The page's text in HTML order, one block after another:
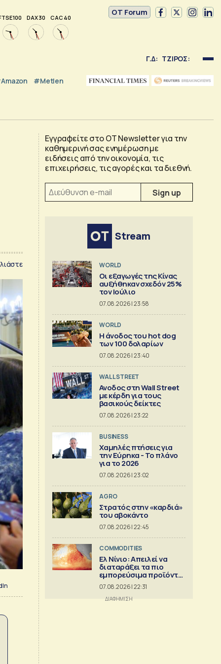
100 DAX 30 CAC 40
OT Forum
Γ.Δ: ΤΖΙΡΟΣ:
#Metlen
Εγγραφείτε στο OT Newsletter για την
καθημερινή σας ενημέρωση με
ειδήσεις από την οικονομία, τις
επιχειρήσεις, τις αγορές και τα διεθνή.
Stream
WORLD
Οι εξαγωγές της Κίνας
αυξήθηκαν σχεδόν 25%
τον Ιούλιο
07.08.2026 | 23:58
WORLD
Η άνοδος του hot dog
των 100 δολαρίων
07.08.2026 | 23:40
WALL STREET
Ανοδος στη Wall Street
με κέρδη για τους
βασικούς δείκτες
07.08.2026 | 23:22
BUSINESS
Χαμηλές πτήσεις για
την Εύρηκα - Το πλάνο
για το 2026
07.08.2026 | 23:02
AGRO
Στρατός στην «καρδιά»
του αβοκάντο
07.08.2026 | 22:45
COMMODITIES
Ελ Νίνιο: Απειλεί να
διαταράξει τα πιο
εμπορεύσιμα προϊόντα
στον κόσμο
07.08.2026 | 22:31